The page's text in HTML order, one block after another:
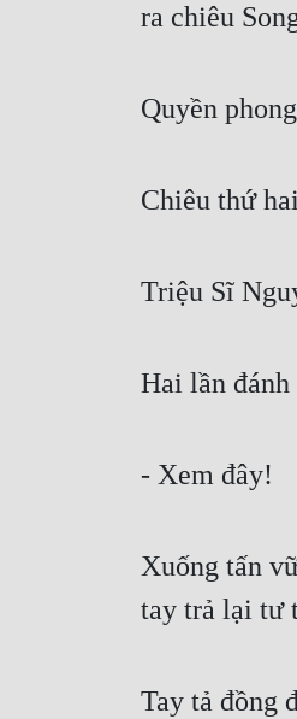
ra chiêu
Quyền
Chiêu thứ
Triệu Sĩ
Hai lần
- Xem đây!
Xuống tấn
tay trả lại tư
Tay tả đồng